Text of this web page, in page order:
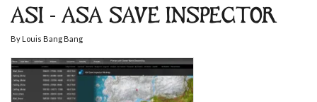
ASI - ASA SAVE INSPECTOR
By Louis Bang Bang